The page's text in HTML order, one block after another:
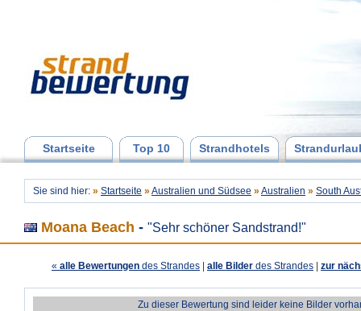
Startseite Top 10 Strandhotels
Sie sind hier: » Startseite » Australien und Südsee » Australien » South
Moana Beach - "Sehr schöner Sandstrand!"
« alle Bewertungen des Strandes alle Bilder des Strandes zur
Zu dieser Bewertung sind leider keine Bilder